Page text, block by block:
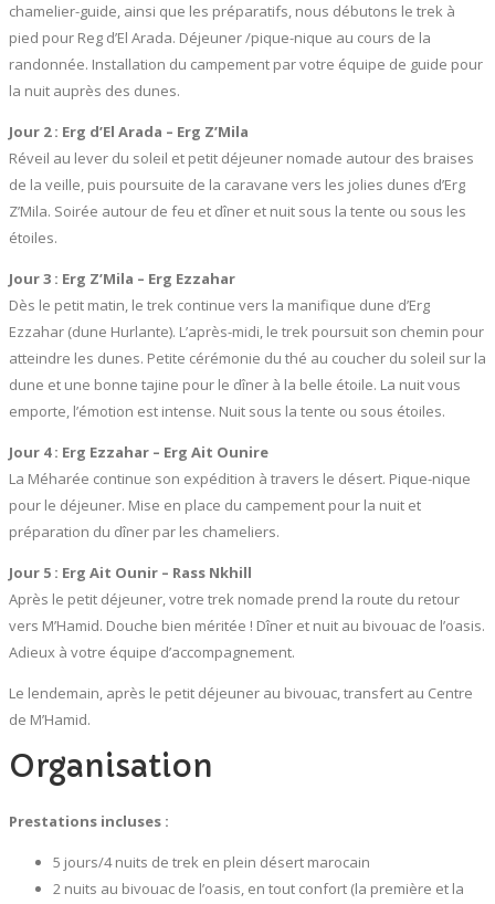
chamelier-guide, ainsi que les préparatifs, nous débutons le trek à
pied pour Reg d’El Arada. Déjeuner /pique-nique au cours de la
randonnée. Installation du campement par votre équipe de guide pour
la nuit auprès des dunes.
Jour 2 : Erg d’El Arada – Erg Z’Mila
Réveil au lever du soleil et petit déjeuner nomade autour des braises
de la veille, puis poursuite de la caravane vers les jolies dunes d’Erg
Z’Mila. Soirée autour de feu et dîner et nuit sous la tente ou sous les
étoiles.
Jour 3 : Erg Z’Mila – Erg Ezzahar
Dès le petit matin, le trek continue vers la manifique dune d’Erg
Ezzahar (dune Hurlante). L’après-midi, le trek poursuit son chemin pour
atteindre les dunes. Petite cérémonie du thé au coucher du soleil sur la
dune et une bonne tajine pour le dîner à la belle étoile. La nuit vous
emporte, l’émotion est intense. Nuit sous la tente ou sous étoiles.
Jour 4 : Erg Ezzahar – Erg Ait Ounire
La Méharée continue son expédition à travers le désert. Pique-nique
pour le déjeuner. Mise en place du campement pour la nuit et
préparation du dîner par les chameliers.
Jour 5 : Erg Ait Ounir – Rass Nkhill
Après le petit déjeuner, votre trek nomade prend la route du retour
vers M’Hamid. Douche bien méritée ! Dîner et nuit au bivouac de l’oasis.
Adieux à votre équipe d’accompagnement.
Le lendemain, après le petit déjeuner au bivouac, transfert au Centre
de M’Hamid.
Organisation
Prestations incluses :
5 jours/4 nuits de trek en plein désert marocain
2 nuits au bivouac de l’oasis, en tout confort (la première et la